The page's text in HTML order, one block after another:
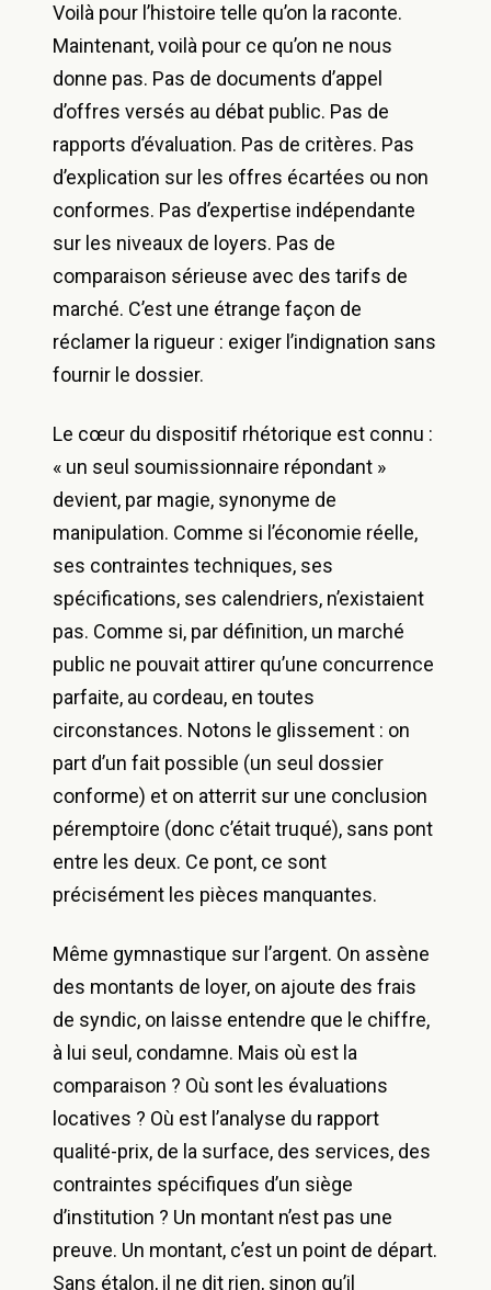
Voilà pour l’histoire telle qu’on la raconte.
Maintenant, voilà pour ce qu’on ne nous
donne pas. Pas de documents d’appel
d’offres versés au débat public. Pas de
rapports d’évaluation. Pas de critères. Pas
d’explication sur les offres écartées ou non
conformes. Pas d’expertise indépendante
sur les niveaux de loyers. Pas de
comparaison sérieuse avec des tarifs de
marché. C’est une étrange façon de
réclamer la rigueur : exiger l’indignation sans
fournir le dossier.
Le cœur du dispositif rhétorique est connu :
« un seul soumissionnaire répondant »
devient, par magie, synonyme de
manipulation. Comme si l’économie réelle,
ses contraintes techniques, ses
spécifications, ses calendriers, n’existaient
pas. Comme si, par définition, un marché
public ne pouvait attirer qu’une concurrence
parfaite, au cordeau, en toutes
circonstances. Notons le glissement : on
part d’un fait possible (un seul dossier
conforme) et on atterrit sur une conclusion
péremptoire (donc c’était truqué), sans pont
entre les deux. Ce pont, ce sont
précisément les pièces manquantes.
Même gymnastique sur l’argent. On assène
des montants de loyer, on ajoute des frais
de syndic, on laisse entendre que le chiffre,
à lui seul, condamne. Mais où est la
comparaison ? Où sont les évaluations
locatives ? Où est l’analyse du rapport
qualité-prix, de la surface, des services, des
contraintes spécifiques d’un siège
d’institution ? Un montant n’est pas une
preuve. Un montant, c’est un point de départ.
Sans étalon, il ne dit rien, sinon qu’il